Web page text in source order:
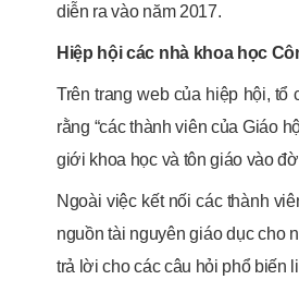
diễn ra vào năm 2017.
Hiệp hội các nhà khoa học
Trên trang web của hiệp hội,
rằng “các thành viên của Giáo
giới khoa học và tôn giáo vào
Ngoài việc kết nối các thành
nguồn tài nguyên giáo dục cho
trả lời cho các câu hỏi phổ biến